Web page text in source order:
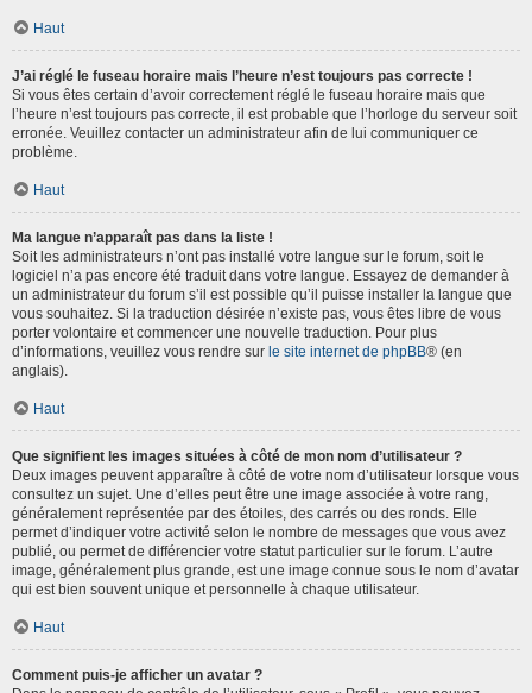
Haut
J’ai réglé le fuseau horaire mais l’heure n’est toujours pas correcte !
Si vous êtes certain d’avoir correctement réglé le fuseau horaire mais que
l’heure n’est toujours pas correcte, il est probable que l’horloge du serveur soit
erronée. Veuillez contacter un administrateur afin de lui communiquer ce
problème.
Haut
Ma langue n’apparaît pas dans la liste !
Soit les administrateurs n’ont pas installé votre langue sur le forum, soit le
logiciel n’a pas encore été traduit dans votre langue. Essayez de demander à
un administrateur du forum s’il est possible qu’il puisse installer la langue que
vous souhaitez. Si la traduction désirée n’existe pas, vous êtes libre de vous
porter volontaire et commencer une nouvelle traduction. Pour plus
d’informations, veuillez vous rendre sur le site internet de phpBB® (en
anglais).
Haut
Que signifient les images situées à côté de mon nom d’utilisateur ?
Deux images peuvent apparaître à côté de votre nom d’utilisateur lorsque vous
consultez un sujet. Une d’elles peut être une image associée à votre rang,
généralement représentée par des étoiles, des carrés ou des ronds. Elle
permet d’indiquer votre activité selon le nombre de messages que vous avez
publié, ou permet de différencier votre statut particulier sur le forum. L’autre
image, généralement plus grande, est une image connue sous le nom d’avatar
qui est bien souvent unique et personnelle à chaque utilisateur.
Haut
Comment puis-je afficher un avatar ?